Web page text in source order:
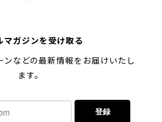
マガジンを受け取る
などの最新情報をお届けいたし
ます。
登録